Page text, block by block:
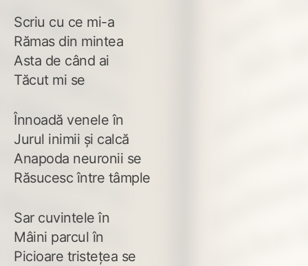
Scriu cu ce mi-a
Rămas din mintea
Asta de când ai
Tăcut mi se
Înnoadă venele în
Jurul inimii și calcă
Anapoda neuronii se
Răsucesc între tâmple
Sar cuvintele în
Mâini parcul în
Picioare tristețea se